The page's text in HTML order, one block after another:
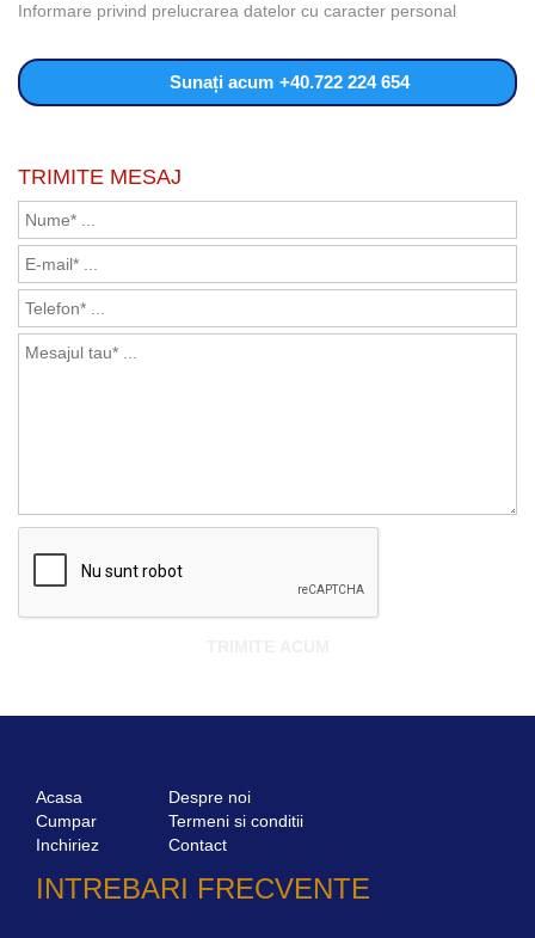
Informare privind prelucrarea datelor cu caracter personal
Sunați acum +40.722 224 654
TRIMITE MESAJ
Acasa
Cumpar
Inchiriez
Despre noi
Termeni si conditii
Contact
INTREBARI FRECVENTE